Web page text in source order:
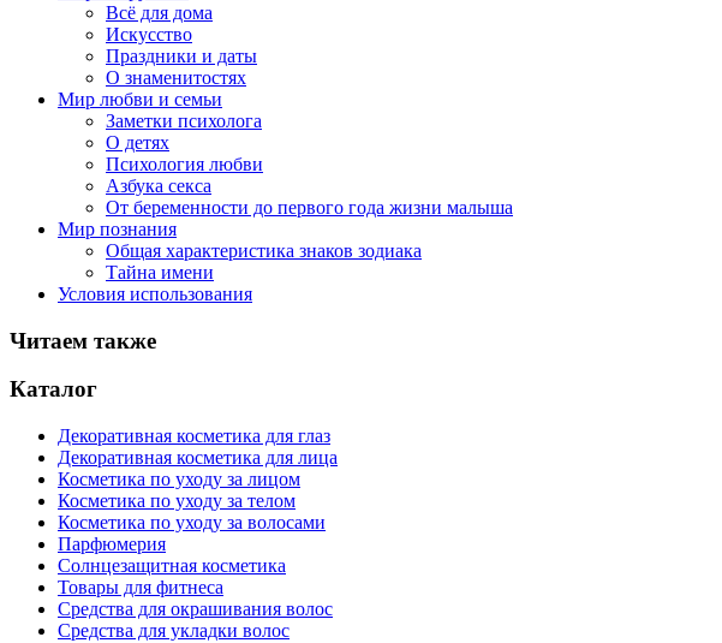
Всё для дома
Искусство
Праздники и даты
О знаменитостях
Мир любви и семьи
Заметки психолога
О детях
Психология любви
Азбука секса
От беременности до первого года жизни малыша
Мир познания
Общая характеристика знаков зодиака
Тайна имени
Условия использования
Читаем также
Каталог
Декоративная косметика для глаз
Декоративная косметика для лица
Косметика по уходу за лицом
Косметика по уходу за телом
Косметика по уходу за волосами
Парфюмерия
Солнцезащитная косметика
Товары для фитнеса
Средства для окрашивания волос
Средства для укладки волос